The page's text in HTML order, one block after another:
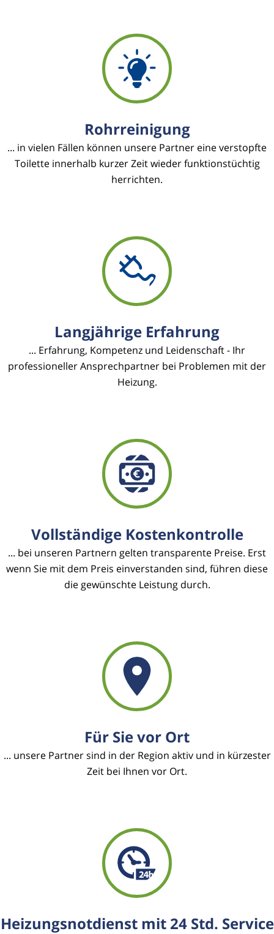
Rohrreinigung
... in vielen Fällen können unsere Partner eine verstopfte
Toilette innerhalb kurzer Zeit wieder funktionstüchtig
herrichten.
Langjährige Erfahrung
... Erfahrung, Kompetenz und Leidenschaft - Ihr
professioneller Ansprechpartner bei Problemen mit der
Heizung.
Vollständige Kostenkontrolle
... bei unseren Partnern gelten transparente Preise. Erst
wenn Sie mit dem Preis einverstanden sind, führen diese
die gewünschte Leistung durch.
Für Sie vor Ort
... unsere Partner sind in der Region aktiv und in kürzester
Zeit bei Ihnen vor Ort.
Heizungsnotdienst mit 24 Std. Service